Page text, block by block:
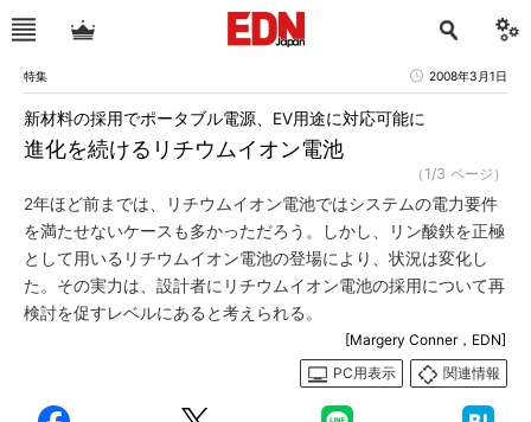
特集 2008年3月1日
進化を続けるリチウムイオン電池
新材料の採用でポータブル電源、EV用途に対応可能に
（1/3 ページ）
2年ほど前までは、リチウムイオン電池ではシステムの電力要件
を満たせないケースも多かっただろう。しかし、リン酸鉄を正極
として用いるリチウムイオン電池の登場により、状況は変化し
た。その実力は、設計者にリチウムイオン電池の採用について再
検討を促すレベルにあると考えられる。
[Margery Conner，EDN]
PC用表示
関連情報